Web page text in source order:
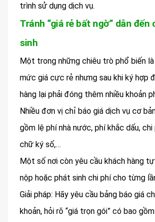
trình sử dụng dịch vụ.
Tránh “giá rẻ bất ngờ” dẫn đến
sinh
Một trong những chiêu trò phổ biến
mức giá cực rẻ nhưng sau khi ký hợp
hàng lại phải đóng thêm nhiều khoản
Nhiều đơn vị chỉ báo giá dịch vụ cơ
gồm lệ phí nhà nước, phí khắc dấu,
chữ ký số,…
Một số nơi còn yêu cầu khách hàng
nộp hoặc phát sinh chi phí cho từng
Giải pháp: Hãy yêu cầu bảng báo giá
khoản, hỏi rõ “giá trọn gói” có bao